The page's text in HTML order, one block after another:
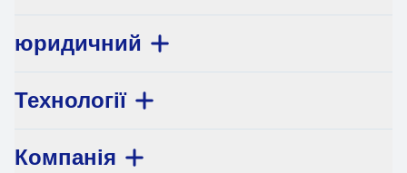
юридичний
Технології
Компанія